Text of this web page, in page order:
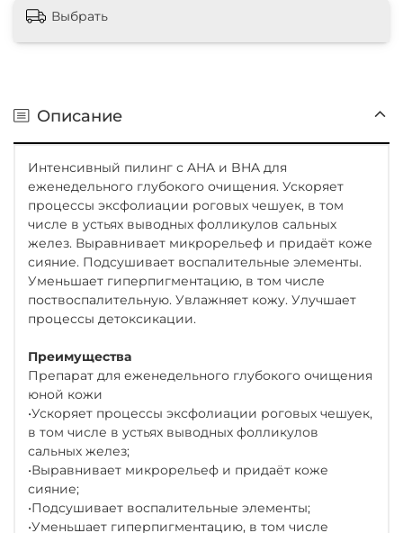
Выбрать
Описание
Интенсивный пилинг с AHA и BHA для
еженедельного глубокого очищения. Ускоряет
процессы эксфолиации роговых чешуек, в том
числе в устьях выводных фолликулов сальных
желез. Выравнивает микрорельеф и придаёт коже
сияние. Подсушивает воспалительные элементы.
Уменьшает гиперпигментацию, в том числе
поствоспалительную. Увлажняет кожу. Улучшает
процессы детоксикации.
Преимущества
Препарат для еженедельного глубокого очищения
юной кожи
•Ускоряет процессы эксфолиации роговых чешуек,
в том числе в устьях выводных фолликулов
сальных желез;
•Выравнивает микрорельеф и придаёт коже
сияние;
•Подсушивает воспалительные элементы;
•Уменьшает гиперпигментацию, в том числе